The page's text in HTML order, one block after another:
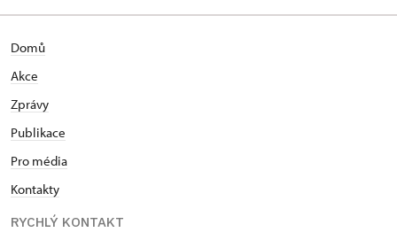
Domů
Akce
Zprávy
Publikace
Pro média
Kontakty
RYCHLÝ KONTAKT